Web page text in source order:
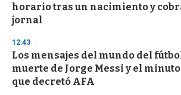
horario tras un nacimiento y
jornal
12:43
Los mensajes del mundo del
muerte de Jorge Messi y el
que decretó AFA